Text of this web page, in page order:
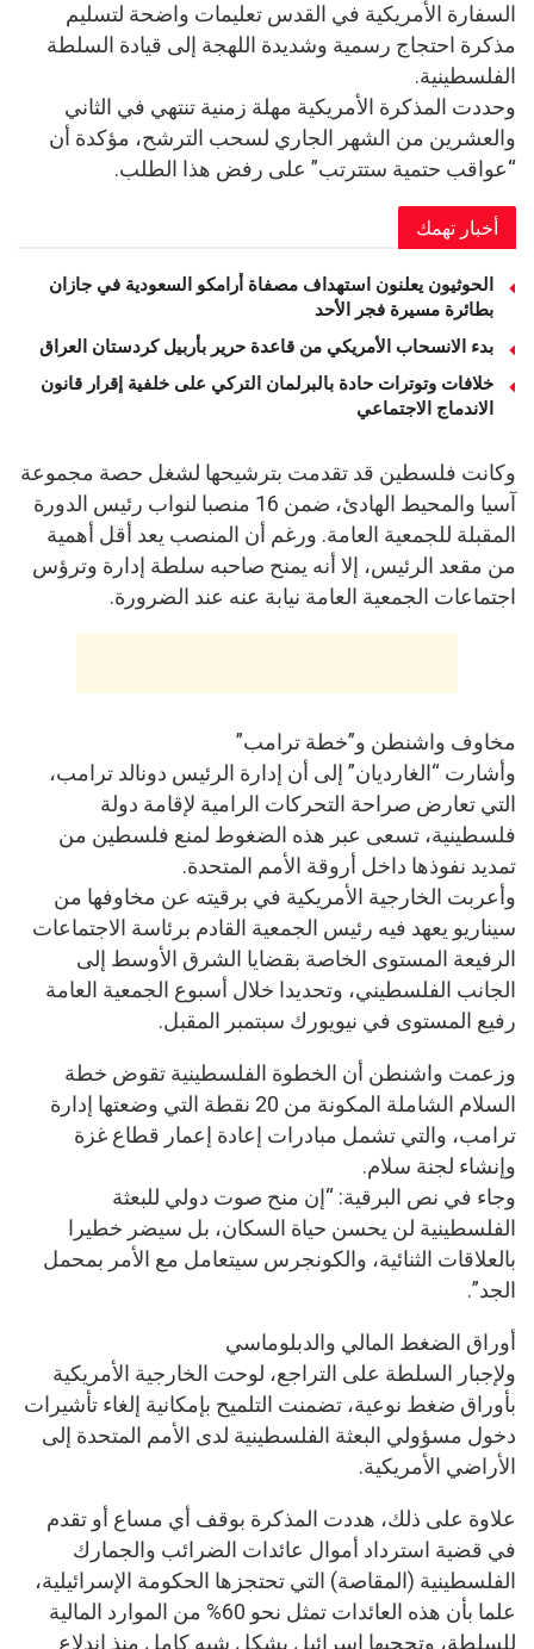
السفارة الأمريكية في القدس تعليمات واضحة لتسليم
مذكرة احتجاج رسمية وشديدة اللهجة إلى قيادة السلطة
الفلسطينية.
وحددت المذكرة الأمريكية مهلة زمنية تنتهي في الثاني
والعشرين من الشهر الجاري لسحب الترشح، مؤكدة أن
“عواقب حتمية ستترتب” على رفض هذا الطلب.
أخبار تهمك
الحوثيون يعلنون استهداف مصفاة أرامكو السعودية في جازان
بطائرة مسيرة فجر الأحد
بدء الانسحاب الأمريكي من قاعدة حرير بأربيل كردستان العراق
خلافات وتوترات حادة بالبرلمان التركي على خلفية إقرار قانون
الاندماج الاجتماعي
وكانت فلسطين قد تقدمت بترشيحها لشغل حصة مجموعة
آسيا والمحيط الهادئ، ضمن 16 منصبا لنواب رئيس الدورة
المقبلة للجمعية العامة. ورغم أن المنصب يعد أقل أهمية
من مقعد الرئيس، إلا أنه يمنح صاحبه سلطة إدارة وترؤس
اجتماعات الجمعية العامة نيابة عنه عند الضرورة.
مخاوف واشنطن و”خطة ترامب”
وأشارت “الغارديان” إلى أن إدارة الرئيس دونالد ترامب،
التي تعارض صراحة التحركات الرامية لإقامة دولة
فلسطينية، تسعى عبر هذه الضغوط لمنع فلسطين من
تمديد نفوذها داخل أروقة الأمم المتحدة.
وأعربت الخارجية الأمريكية في برقيته عن مخاوفها من
سيناريو يعهد فيه رئيس الجمعية القادم برئاسة الاجتماعات
الرفيعة المستوى الخاصة بقضايا الشرق الأوسط إلى
الجانب الفلسطيني، وتحديدا خلال أسبوع الجمعية العامة
رفيع المستوى في نيويورك سبتمبر المقبل.
وزعمت واشنطن أن الخطوة الفلسطينية تقوض خطة
السلام الشاملة المكونة من 20 نقطة التي وضعتها إدارة
ترامب، والتي تشمل مبادرات إعادة إعمار قطاع غزة
وإنشاء لجنة سلام.
وجاء في نص البرقية: “إن منح صوت دولي للبعثة
الفلسطينية لن يحسن حياة السكان، بل سيضر خطيرا
بالعلاقات الثنائية، والكونجرس سيتعامل مع الأمر بمحمل
الجد”.
أوراق الضغط المالي والدبلوماسي
ولإجبار السلطة على التراجع، لوحت الخارجية الأمريكية
بأوراق ضغط نوعية، تضمنت التلميح بإمكانية إلغاء تأشيرات
دخول مسؤولي البعثة الفلسطينية لدى الأمم المتحدة إلى
الأراضي الأمريكية.
علاوة على ذلك، هددت المذكرة بوقف أي مساع أو تقدم
في قضية استرداد أموال عائدات الضرائب والجمارك
الفلسطينية (المقاصة) التي تحتجزها الحكومة الإسرائيلية،
علما بأن هذه العائدات تمثل نحو 60% من الموارد المالية
للسلطة، وتحجبها إسرائيل بشكل شبه كامل منذ اندلاع